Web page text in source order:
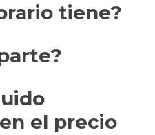
tiene?
el precio